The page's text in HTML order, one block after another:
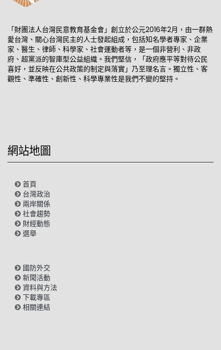
「財團法人台灣民意教育基金會」創立於公元2016年2月，由一群熱
愛台灣、關心台灣民主的人士發起組成，包括知名學者專家、企業
家、醫生、律師、科學家、社會運動者等，是一個非營利、非政
府、超黨派的智庫型公益組織。我們堅信，「政府應平等對待公民
喜好，並反映在公共政策的制定與落實」乃至理名言。獨立性、客
觀性、準確性、創新性、科學專業性是我們不變的堅持。
網站地圖
首頁
台灣政治
兩岸關係
社會趨勢
財經動態
選舉
國防外交
新聞活動
資料與方法
下載專區
相關連結